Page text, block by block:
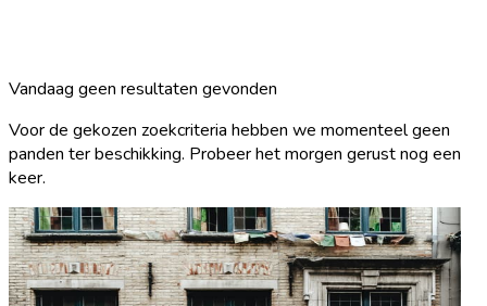
Vandaag geen resultaten gevonden
Voor de gekozen zoekcriteria hebben we momenteel geen
panden ter beschikking. Probeer het morgen gerust nog een
keer.